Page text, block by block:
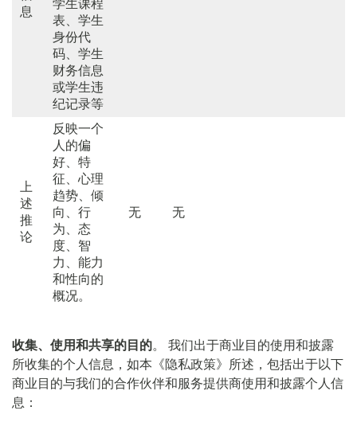
息
学生课程
表、学生
身份代
码、学生
财务信息
或学生违
纪记录等
上
述
推
论
反映一个
人的偏
好、特
征、心理
趋势、倾
向、行
为、态
度、智
力、能力
和性向的
概况。
无 无
收集、使用和共享的目的。 我们出于商业目的使用和披露
所收集的个人信息，如本《隐私政策》所述，包括出于以下
商业目的与我们的合作伙伴和服务提供商使用和披露个人信
息：